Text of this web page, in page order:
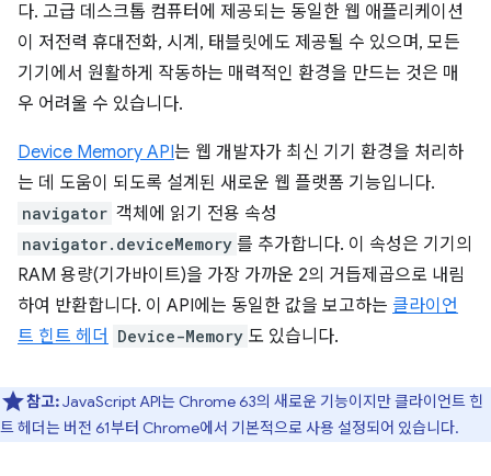
다. 고급 데스크톱 컴퓨터에 제공되는 동일한 웹 애플리케이션
이 저전력 휴대전화, 시계, 태블릿에도 제공될 수 있으며, 모든
기기에서 원활하게 작동하는 매력적인 환경을 만드는 것은 매
우 어려울 수 있습니다.
Device Memory API는 웹 개발자가 최신 기기 환경을 처리하
는 데 도움이 되도록 설계된 새로운 웹 플랫폼 기능입니다.
navigator 객체에 읽기 전용 속성
navigator.deviceMemory 를 추가합니다. 이 속성은 기기의
RAM 용량(기가바이트)을 가장 가까운 2의 거듭제곱으로 내림
하여 반환합니다. 이 API에는 동일한 값을 보고하는 클라이언
트 힌트 헤더
Device-Memory 도 있습니다.
참고:JavaScript API는 Chrome 63의 새로운 기능이지만 클라이언트 힌
트 헤더는 버전 61부터 Chrome에서 기본적으로 사용 설정되어 있습니다.